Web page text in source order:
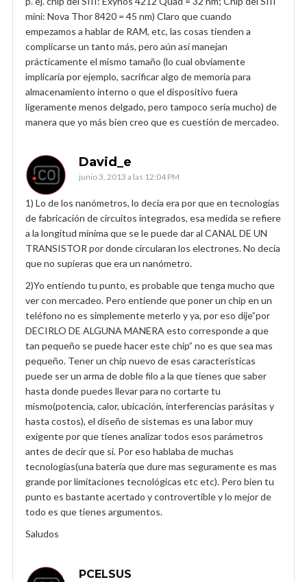
mini: Nova Thor 8420 = 45 nm) Claro que cuando
empezamos a hablar de RAM, etc, las cosas tienden a
complicarse un tanto más, pero aún así manejan
prácticamente el mismo tamaño (lo cual obviamente
implicaría por ejemplo, sacrificar algo de memoria para
almacenamiento interno o que el dispositivo fuera
ligeramente menos delgado, pero tampoco sería mucho) de
manera que yo más bien creo que es cuestión de mercadeo.
David_e
junio 3, 2013 a las 12:04 PM
1) Lo de los nanómetros, lo decía era por que en tecnologías
de fabricación de circuitos integrados, esa medida se refiere
a la longitud mínima que se le puede dar al CANAL DE UN
TRANSISTOR por donde circularan los electrones. No decía
que no supieras que era un nanómetro.
2)Yo entiendo tu punto, es probable que tenga mucho que
ver con mercadeo. Pero entiende que poner un chip en un
teléfono no es simplemente meterlo y ya, por eso dije”por
DECIRLO DE ALGUNA MANERA esto corresponde a que
tan pequeño se puede hacer este chip” no es que sea mas
pequeño. Tener un chip nuevo de esas características
puede ser un arma de doble filo a la que tienes que saber
hasta donde puedes llevar para no cortarte tu
mismo(potencia, calor, ubicación, interferencias parásitas y
hasta costos), el diseño de sistemas es una labor muy
exigente por que tienes analizar todos esos parámetros
antes de decir que si. Por eso hablaba de muchas
tecnologías(una batería que dure mas seguramente es mas
grande por limitaciones tecnológicas etc etc). Pero bien tu
punto es bastante acertado y controvertible y lo mejor de
todo es que tienes argumentos.
Saludos
PCELSUS